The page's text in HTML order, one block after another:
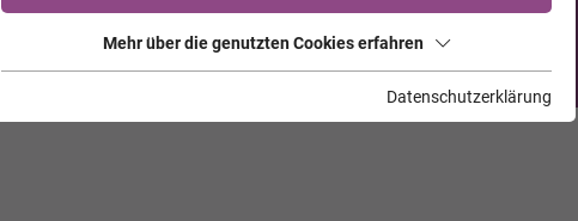
Sie sind noch nicht auf TrauerHilfe.it registriert?
>> zur kostenlosen Registrierung <<
Mehr über die genutzten Cookies erfahren
Datenschutzerklärung